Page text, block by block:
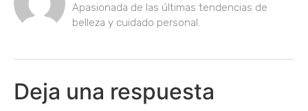
Apasionada de las últimas tendencias de
belleza y cuidado personal.
Deja una respuesta